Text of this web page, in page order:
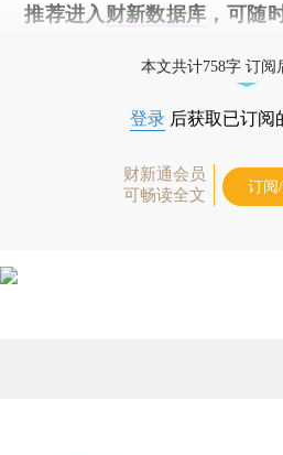
推荐进入 财新数据库 ，可随
本文共计758字 订阅
登录 后获取已订阅
财新通会员
可畅读全文
订阅